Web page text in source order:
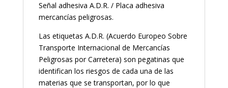
Señal adhesiva A.D.R. / Placa adhesiva
mercancías peligrosas.
Las etiquetas A.D.R. (Acuerdo Europeo Sobre
Transporte Internacional de Mercancías
Peligrosas por Carretera) son pegatinas que
identifican los riesgos de cada una de las
materias que se transportan, por lo que